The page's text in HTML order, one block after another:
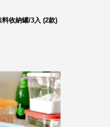
收納罐/3入 (2款)